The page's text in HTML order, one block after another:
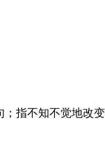
；指不知不觉地改变